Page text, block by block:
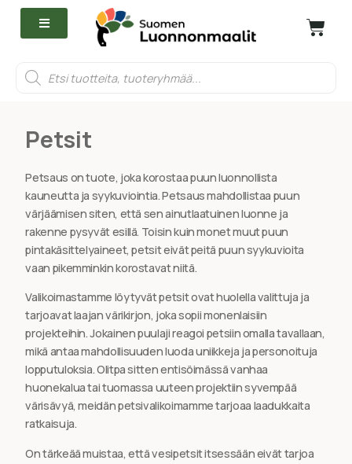
Petsit
Petsaus on tuote, joka korostaa puun luonnollista
kauneutta ja syykuviointia. Petsaus mahdollistaa puun
värjäämisen siten, että sen ainutlaatuinen luonne ja
rakenne pysyvät esillä. Toisin kuin monet muut puun
pintakäsittelyaineet, petsit eivät peitä puun syykuvioita
vaan pikemminkin korostavat niitä.
Valikoimastamme löytyvät petsit ovat huolella valittuja ja
tarjoavat laajan värikirjon, joka sopii monenlaisiin
projekteihin. Jokainen puulaji reagoi petsiin omalla tavallaan,
mikä antaa mahdollisuuden luoda uniikkeja ja personoituja
lopputuloksia. Olitpa sitten entisöimässä vanhaa
huonekalua tai tuomassa uuteen projektiin syvempää
värisävyä, meidän petsivalikoimamme tarjoaa laadukkaita
ratkaisuja.
On tärkeää muistaa, että vesipetsit itsessään eivät tarjoa